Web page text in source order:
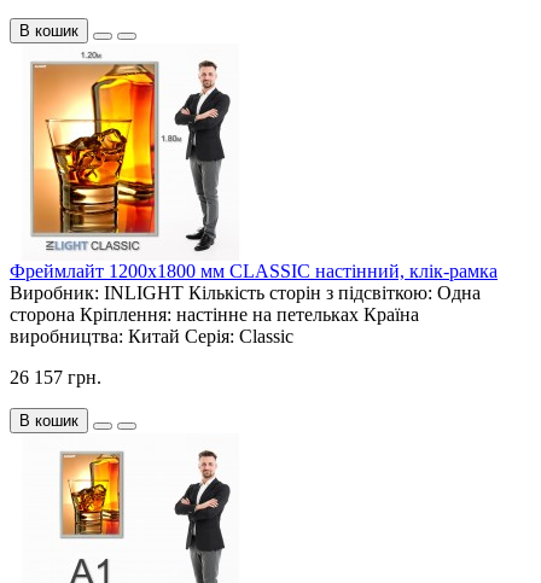
В кошик
Фреймлайт 1200х1800 мм CLASSIC настінний, клік-рамка
Виробник: INLIGHT Кількість сторін з підсвіткою: Одна
сторона Кріплення: настінне на петельках Країна
виробництва: Китай Серія: Classic
26 157 грн.
В кошик